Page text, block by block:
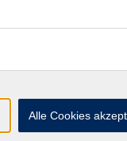
Alle Cookies